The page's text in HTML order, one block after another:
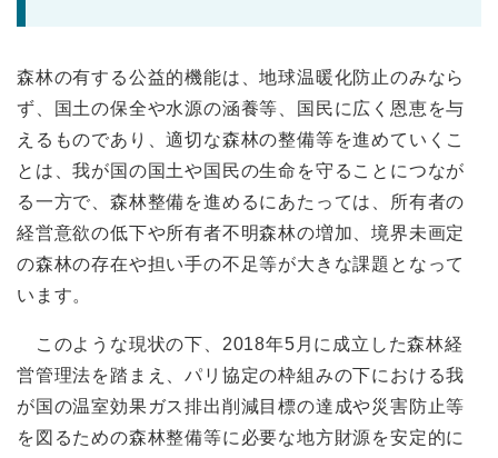
森林の有する公益的機能は、地球温暖化防止のみなら
ず、国土の保全や水源の涵養等、国民に広く恩恵を与
えるものであり、適切な森林の整備等を進めていくこ
とは、我が国の国土や国民の生命を守ることにつなが
る一方で、森林整備を進めるにあたっては、所有者の
経営意欲の低下や所有者不明森林の増加、境界未画定
の森林の存在や担い手の不足等が大きな課題となって
います。
このような現状の下、2018年5月に成立した森林経
営管理法を踏まえ、パリ協定の枠組みの下における我
が国の温室効果ガス排出削減目標の達成や災害防止等
を図るための森林整備等に必要な地方財源を安定的に